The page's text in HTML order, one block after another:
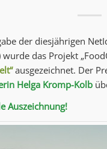
der diesjährigen
das Projekt
ausgezeichnet. Der
Helga Kromp-Kolb
Auszeichnung!